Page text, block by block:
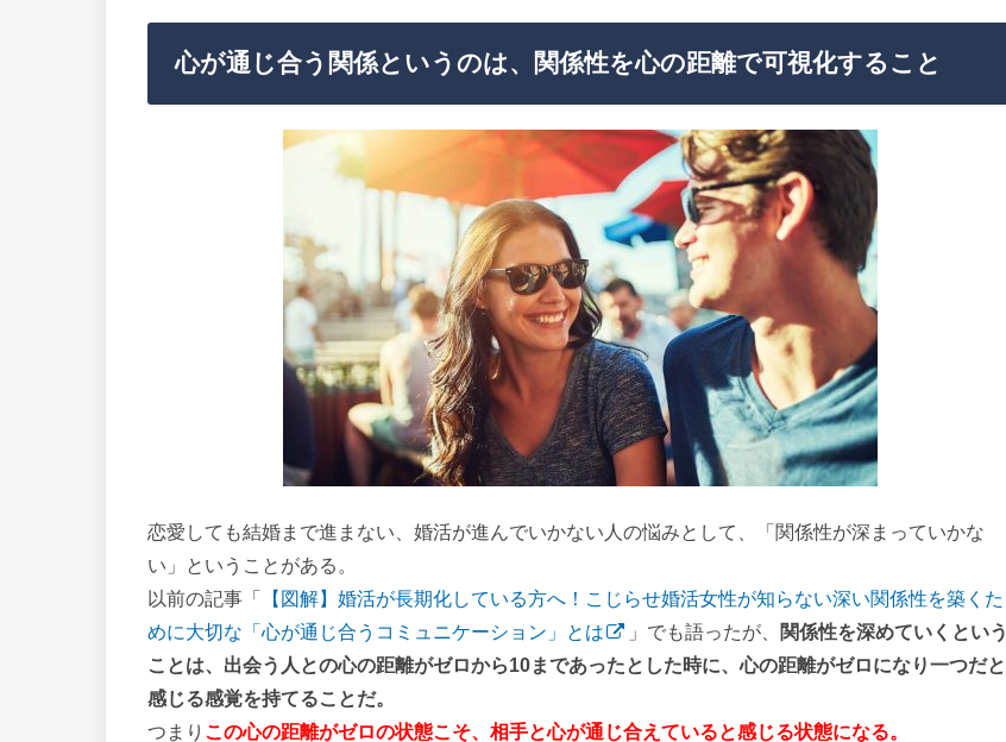
心が通じ合う関係というのは、関係性を心の距離で可視化すること
恋愛しても結婚まで進まない、婚活が進んでいかない人の悩みとして、「関係性が深まっていかな
い」ということがある。
以前の記事「 【図解】婚活が長期化している方へ！こじらせ婚活女性が知らない深い関係性を築くた
めに大切な「心が通じ合うコミュニケーション」とは
」でも語ったが、
関係性を深めていくという
ことは、出会う人との心の距離がゼロから10まであったとした時に、心の距離がゼロになり一つだと
感じる感覚を持てることだ。
つまり この心の距離がゼロの状態こそ、相手と心が通じ合えていると感じる状態になる。